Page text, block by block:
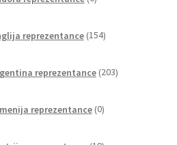
izdelkov
reprezentance 154izdelkov
reprezentance 203izdelki
reprezentance 0izdelkov